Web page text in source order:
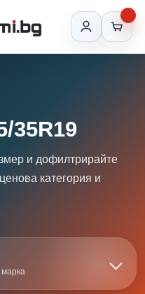
35R19
и дофилтрирайте
категория и